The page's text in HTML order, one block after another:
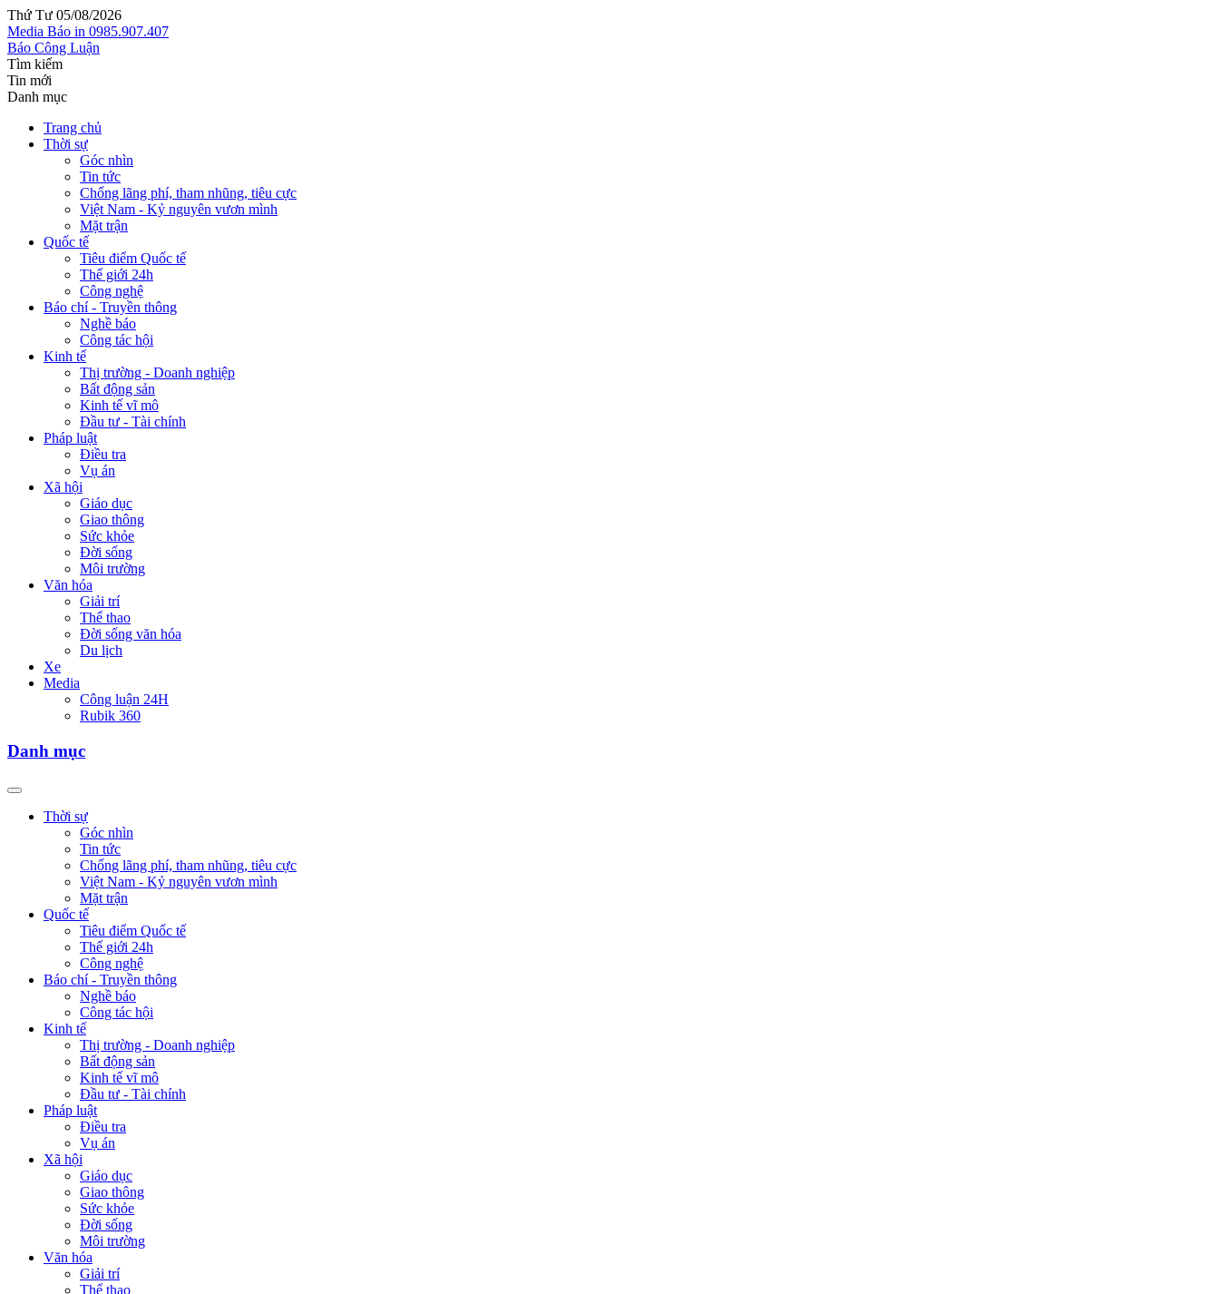
Thứ Tư 05/08/2026
Media Báo in 0985.907.407
Báo Công Luận
Tìm kiếm
Tin mới
Danh mục
Trang chủ
Thời sự
Góc nhìn
Tin tức
Chống lãng phí, tham nhũng, tiêu cực
Việt Nam - Kỷ nguyên vươn mình
Mặt trận
Quốc tế
Tiêu điểm Quốc tế
Thế giới 24h
Công nghệ
Báo chí - Truyền thông
Nghề báo
Công tác hội
Kinh tế
Thị trường - Doanh nghiệp
Bất động sản
Kinh tế vĩ mô
Đầu tư - Tài chính
Pháp luật
Điều tra
Vụ án
Xã hội
Giáo dục
Giao thông
Sức khỏe
Đời sống
Môi trường
Văn hóa
Giải trí
Thể thao
Đời sống văn hóa
Du lịch
Xe
Media
Công luận 24H
Rubik 360
Danh mục
Thời sự
Góc nhìn
Tin tức
Chống lãng phí, tham nhũng, tiêu cực
Việt Nam - Kỷ nguyên vươn mình
Mặt trận
Quốc tế
Tiêu điểm Quốc tế
Thế giới 24h
Công nghệ
Báo chí - Truyền thông
Nghề báo
Công tác hội
Kinh tế
Thị trường - Doanh nghiệp
Bất động sản
Kinh tế vĩ mô
Đầu tư - Tài chính
Pháp luật
Điều tra
Vụ án
Xã hội
Giáo dục
Giao thông
Sức khỏe
Đời sống
Môi trường
Văn hóa
Giải trí
Thể thao